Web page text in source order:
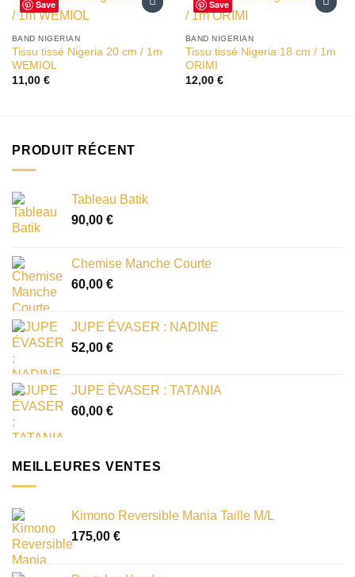
Save
d’envies
BAND NIGERIAN
Tissu tissé Nigeria 20 cm / 1m
WEMIOL
11,00 €
Save
d’envies
BAND NIGERIAN
Tissu tissé Nigeria 18 cm / 1m
ORIMI
12,00 €
PRODUIT RÉCENT
Tableau Batik
90,00 €
Chemise Manche Courte
60,00 €
JUPE ÉVASER : NADINE
52,00 €
JUPE ÉVASER : TATANIA
60,00 €
MEILLEURES VENTES
Kimono Reversible Mania Taille M/L
175,00 €